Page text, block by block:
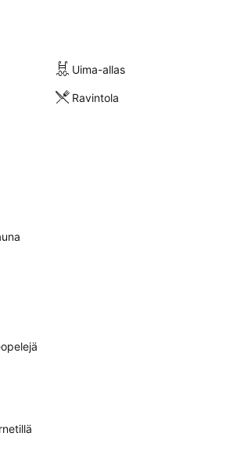
Uima-allas
Ravintola